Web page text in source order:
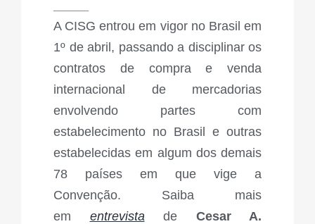
A CISG entrou em vigor no Brasil em
1º de abril, passando a disciplinar os
contratos de compra e venda
internacional de mercadorias
envolvendo partes com
estabelecimento no Brasil e outras
estabelecidas em algum dos demais
78 países em que vige a
Convenção. Saiba mais
em entrevistade Cesar A.